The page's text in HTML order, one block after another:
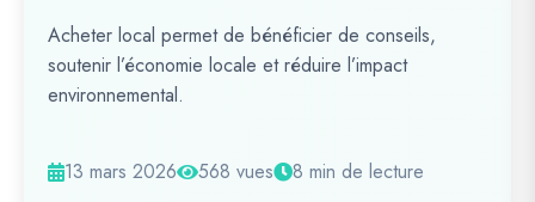
Acheter local permet de bénéficier de conseils,
soutenir l’économie locale et réduire l’impact
environnemental.
13 mars 2026 568 vues 8 min de lecture